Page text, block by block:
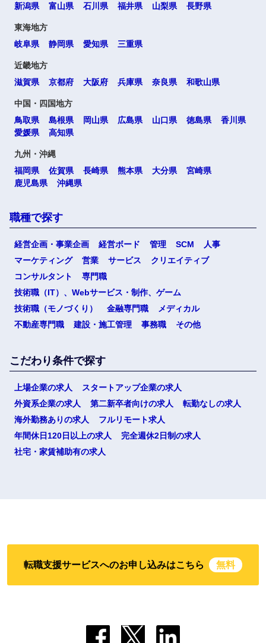
新潟県
富山県 石川県 福井県 山梨県 長野県
東海地方
岐阜県
静岡県 愛知県 三重県
近畿地方
滋賀県
京都府 大阪府 兵庫県 奈良県 和歌山県
中国・四国地方
鳥取県
島根県 岡山県 広島県 山口県 徳島県
香川県
愛媛県
高知県
九州・沖縄
福岡県
佐賀県 長崎県 熊本県 大分県
宮崎県
鹿児島県
沖縄県
職種で探す
経営企画・事業企画 経営ボード 管理 SCM
人事
マーケティング
営業 サービス
クリエイティブ
コンサルタント
専門職
技術職（IT）、Webサービス・制作、ゲーム
技術職（モノづくり）
金融専門職
メディカル
不動産専門職
建設・施工管理 事務職 その他
こだわり条件で探す
上場企業の求人
スタートアップ企業の求人
外資系企業の求人
第二新卒者向けの求人
転勤なしの求人
海外勤務ありの求人
フルリモート求人
年間休日120日以上の求人
完全週休2日制の求人
社宅・家賃補助有の求人
転職支援サービスへのお申し込みはこちら 無料